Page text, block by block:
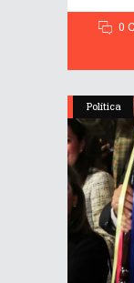
0
Política